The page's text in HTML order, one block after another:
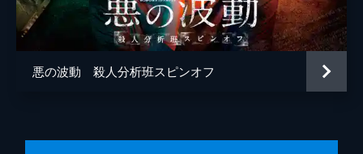
悪の波動 殺人分析班スピンオフ